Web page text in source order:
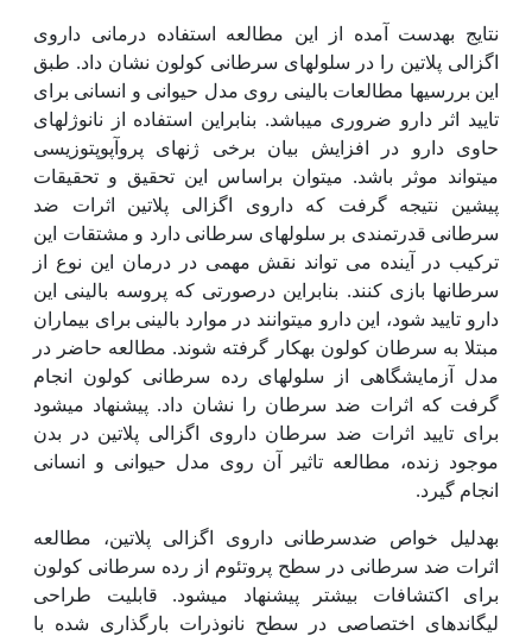
نتایج به‫دست آمده از این مطالعه استفاده درمانی داروی
اگزالی پلاتین را در سلول‫های سرطانی کولون نشان داد. طبق
این بررسی‫ها مطالعات بالینی روی مدل حیوانی و انسانی برای
تایید اثر دارو ضروری می‫باشد. بنابراین استفاده از نانوژل‫های
حاوی دارو در افزایش بیان برخی ژن‫های پروآپوپتوزیسی
می‫تواند موثر باشد. می‫توان براساس این تحقیق و تحقیقات
پیشین نتیجه گرفت که داروی اگزالی پلاتین اثرات ضد
سرطانی قدرتمندی بر سلول‫های سرطانی دارد و مشتقات این
ترکیب در آینده می تواند نقش مهمی در درمان این نوع از
سرطان‫ها بازی کنند. بنابراین درصورتی که پروسه بالینی این
دارو تایید شود، این دارو می‫توانند در موارد بالینی برای بیماران
مبتلا به سرطان کولون به‫کار گرفته شوند. مطالعه حاضر در
مدل آزمایشگاهی از سلول‫های رده سرطانی کولون انجام
گرفت که اثرات ضد سرطان را نشان داد. پیشنهاد می‫شود
برای تایید اثرات ضد سرطان داروی اگزالی پلاتین در بدن
موجود زنده، مطالعه تاثیر آن روی مدل حیوانی و انسانی
انجام گیرد.
به‫دلیل خواص ضدسرطانی داروی اگزالی پلاتین، مطالعه
اثرات ضد سرطانی در سطح پروتئوم از رده سرطانی کولون
برای اکتشافات بیشتر پیشنهاد می‫شود. قابلیت طراحی
لیگاند‫های اختصاصی در سطح نانوذرات بارگذاری شده با